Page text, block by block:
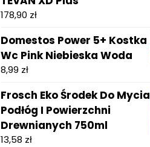
178,90 zł
Domestos Power 5+ Kostka
Wc Pink Niebieska Woda
8,99 zł
Frosch Eko Środek Do Mycia
Podłóg I Powierzchni
Drewnianych 750ml
13,58 zł